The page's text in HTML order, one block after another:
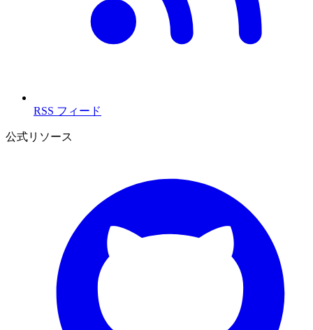
RSS フィード
公式リソース